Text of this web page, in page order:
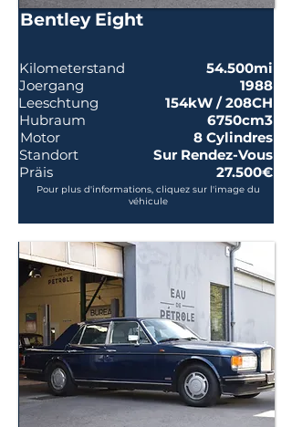
Bentley Eight
Kilometerstand
54.500mi
Joergang
1988
Leeschtung
154kW / 208CH
Hubraum
6750cm3
Motor
8 Cylindres
Standort
Sur Rendez-Vous
Präis
27.500€
Pour plus d'informations, cliquez sur l'image du
véhicule